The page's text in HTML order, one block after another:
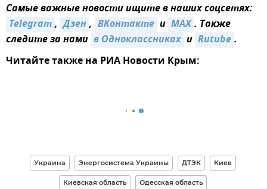
Самые важные новости ищите в наших соцсетях:
Telegram, Дзен, ВКонтакте и MAX. Также
следите за нами в Одноклассниках и Rutube.
Читайте также на РИА Новости Крым:
Украина Энергосистема Украины ДТЭК Киев
Киевская область Одесская область